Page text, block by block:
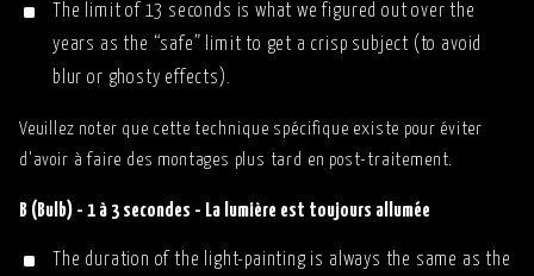
The limit of 13 seconds is what we figured out over the
years as the “safe” limit to get a crisp subject (to avoid
blur or ghosty effects).
Veuillez noter que cette technique spécifique existe pour éviter
d'avoir à faire des montages plus tard en post-traitement.
B (Bulb) - 1 à 3 secondes - La lumière est toujours allumée
The duration of the light-painting is always the same as the